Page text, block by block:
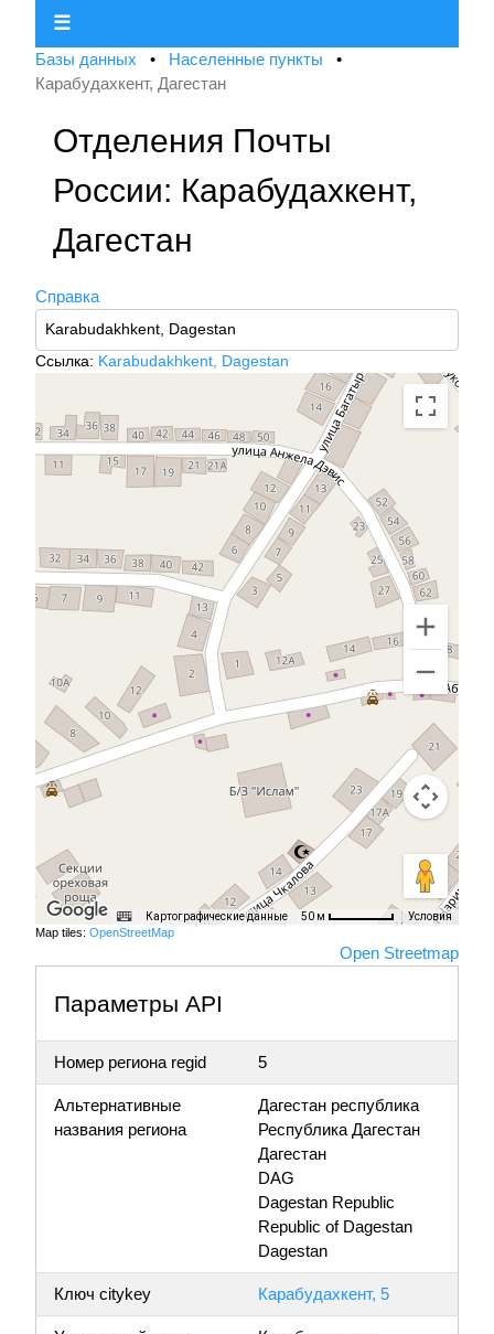
☰
Базы данных • Населенные пункты
•
Карабудахкент, Дагестан
Отделения Почты
России: Карабудахкент,
Дагестан
Справка
Ссылка: Karabudakhkent, Dagestan
Картографические данные 50 м Условия
Map tiles: OpenStreetMap
Open Streetmap
Параметры API
Номер региона regid 5
Альтернативные
названия региона
Дагестан республика
Республика Дагестан
Дагестан
DAG
Dagestan Republic
Republic of Dagestan
Dagestan
Ключ citykey Карабудахкент, 5